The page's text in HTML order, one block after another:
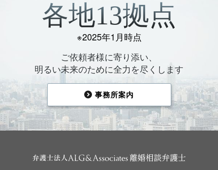
各地13拠点
※2025年1月時点
ご依頼者様に寄り添い、
明るい未来のために全力を尽くします
事務所案内